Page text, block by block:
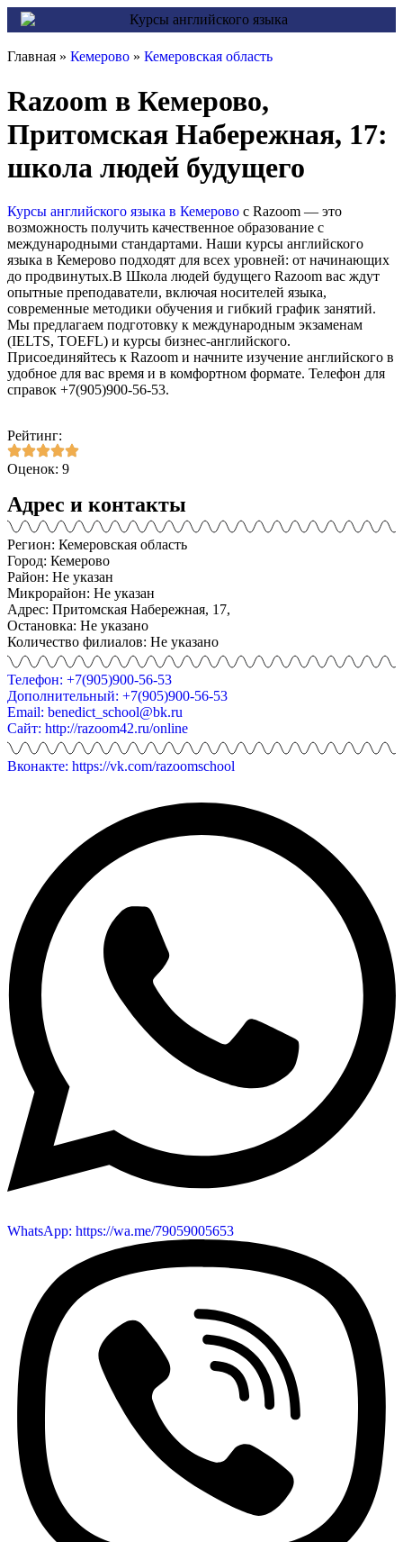
Главная » Кемерово » Кемеровская область
Razoom в Кемерово,
Притомская Набережная, 17:
школа людей будущего
Курсы английского языка в Кемерово с Razoom — это
возможность получить качественное образование с
международными стандартами. Наши курсы английского
языка в Кемерово подходят для всех уровней: от начинающих
до продвинутых.В Школа людей будущего Razoom вас ждут
опытные преподаватели, включая носителей языка,
современные методики обучения и гибкий график занятий.
Мы предлагаем подготовку к международным экзаменам
(IELTS, TOEFL) и курсы бизнес-английского.
Присоединяйтесь к Razoom и начните изучение английского в
удобное для вас время и в комфортном формате. Телефон для
справок +7(905)900-56-53.
Рейтинг:
Оценок: 9
Адрес и контакты
Регион: Кемеровская область
Город: Кемерово
Район: Не указан
Микрорайон: Не указан
Адрес: Притомская Набережная, 17,
Остановка: Не указано
Количество филиалов: Не указано
Телефон: +7(905)900-56-53
Дополнительный: +7(905)900-56-53
Email: benedict_school@bk.ru
Сайт: http://razoom42.ru/online
Вконакте: https://vk.com/razoomschool
WhatsApp: https://wa.me/79059005653